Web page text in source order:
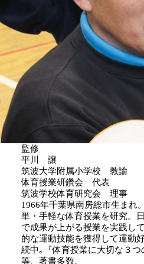
監修
平川 譲
筑波大学附属小学校 教諭
体育授業研鑽会 代表
筑波学校体育研究会 理事
1966年千葉県南房総市生まれ
単・手軽な体育授業を研究。
で成果が上がる授業を実践し
的な運動技能を獲得して運動
続中｡『体育授業に大切な３つ
等、著書多数。